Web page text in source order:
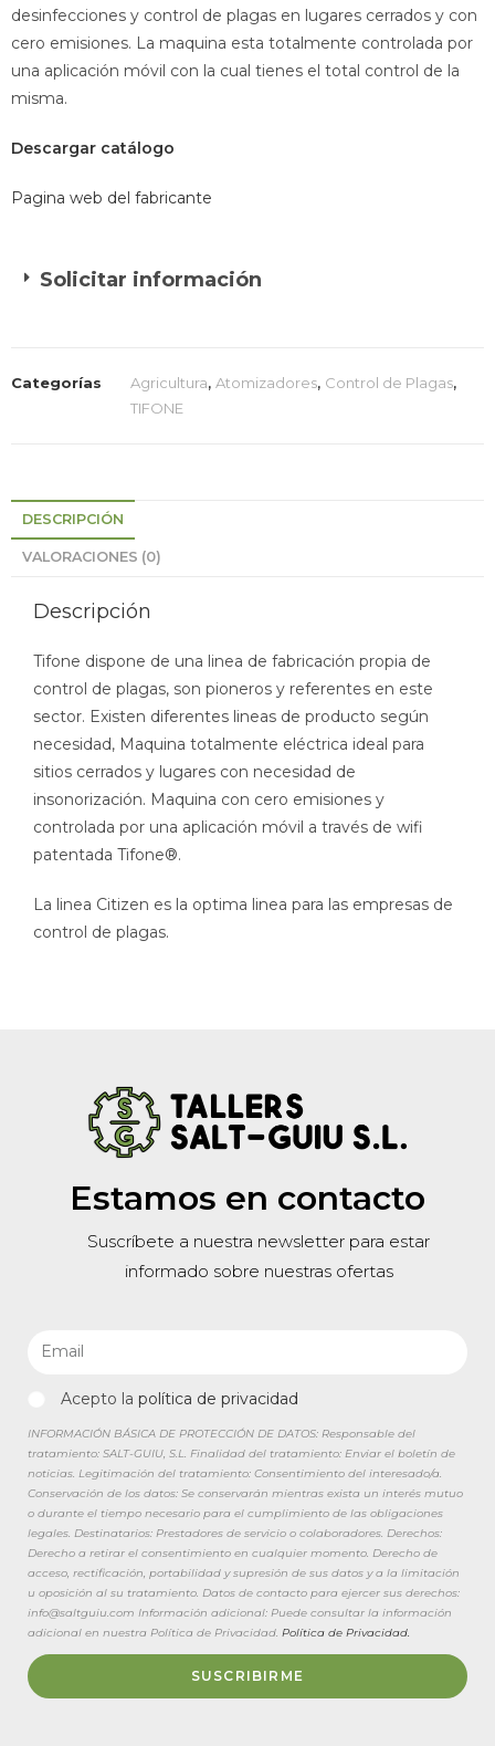
desinfecciones y control de plagas en lugares cerrados y con
cero emisiones. La maquina esta totalmente controlada por
una aplicación móvil con la cual tienes el total control de la
misma.
Descargar catálogo
Pagina web del fabricante
Solicitar información
Categorías Agricultura, Atomizadores, Control de Plagas,
TIFONE
DESCRIPCIÓN
VALORACIONES (0)
Descripción
Tifone dispone de una linea de fabricación propia de
control de plagas, son pioneros y referentes en este
sector. Existen diferentes lineas de producto según
necesidad, Maquina totalmente eléctrica ideal para
sitios cerrados y lugares con necesidad de
insonorización. Maquina con cero emisiones y
controlada por una aplicación móvil a través de wifi
patentada Tifone®.
La linea Citizen es la optima linea para las empresas de
control de plagas.
Estamos en contacto
Suscríbete a nuestra newsletter para estar
informado sobre nuestras ofertas
Acepto la política de privacidad
INFORMACIÓN BÁSICA DE PROTECCIÓN DE DATOS: Responsable del
tratamiento: SALT-GUIU, S.L. Finalidad del tratamiento: Enviar el boletín de
noticias. Legitimación del tratamiento: Consentimiento del interesado/a.
Conservación de los datos: Se conservarán mientras exista un interés mutuo
o durante el tiempo necesario para el cumplimiento de las obligaciones
legales. Destinatarios: Prestadores de servicio o colaboradores. Derechos:
Derecho a retirar el consentimiento en cualquier momento. Derecho de
acceso, rectificación, portabilidad y supresión de sus datos y a la limitación
u oposición al su tratamiento. Datos de contacto para ejercer sus derechos:
info@saltguiu.com Información adicional: Puede consultar la información
adicional en nuestra Política de Privacidad. Política de Privacidad.
SUSCRIBIRME